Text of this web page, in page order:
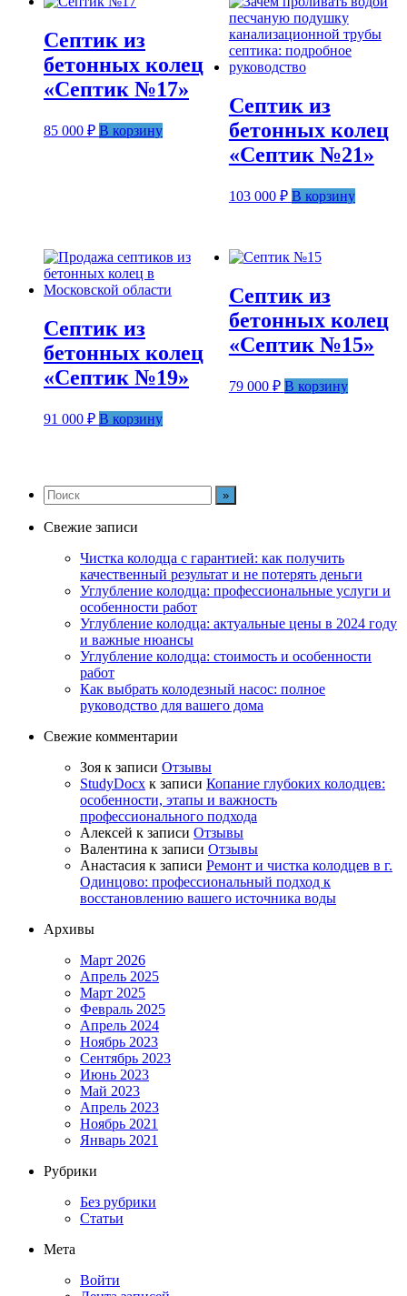
Септик из
бетонных колец
«Септик №17»
85 000 ₽ В корзину
Септик из
бетонных колец
«Септик №21»
103 000 ₽ В корзину
Септик из
бетонных колец
«Септик №19»
91 000 ₽ В корзину
Септик из
бетонных колец
«Септик №15»
79 000 ₽ В корзину
Свежие записи
Чистка колодца с гарантией: как получить
качественный результат и не потерять деньги
Углубление колодца: профессиональные услуги и
особенности работ
Углубление колодца: актуальные цены в 2024 году
и важные нюансы
Углубление колодца: стоимость и особенности
работ
Как выбрать колодезный насос: полное
руководство для вашего дома
Свежие комментарии
Зоя к записи Отзывы
StudyDocx к записи Копание глубоких колодцев:
особенности, этапы и важность
профессионального подхода
Алексей к записи Отзывы
Валентина к записи Отзывы
Анастасия к записи Ремонт и чистка колодцев в г.
Одинцово: профессиональный подход к
восстановлению вашего источника воды
Архивы
Март 2026
Апрель 2025
Март 2025
Февраль 2025
Апрель 2024
Ноябрь 2023
Сентябрь 2023
Июнь 2023
Май 2023
Апрель 2023
Ноябрь 2021
Январь 2021
Рубрики
Без рубрики
Статьи
Мета
Войти